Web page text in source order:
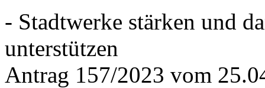
- Stadtwerke stärken und
unterstützen
Antrag 157/2023 vom